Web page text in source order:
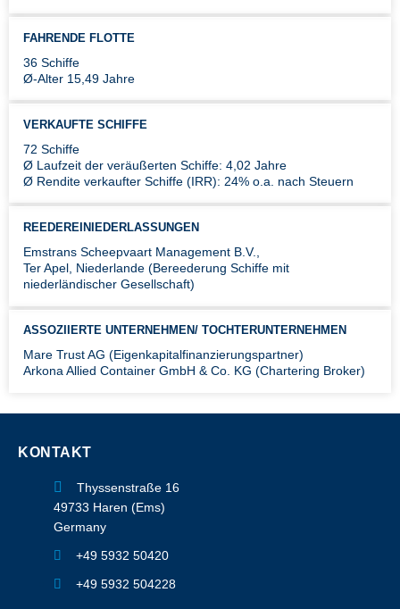
FAHRENDE FLOTTE
36 Schiffe
Ø-Alter 15,49 Jahre
VERKAUFTE SCHIFFE
72 Schiffe
Ø Laufzeit der veräußerten Schiffe: 4,02 Jahre
Ø Rendite verkaufter Schiffe (IRR): 24% o.a. nach Steuern
REEDEREINIEDERLASSUNGEN
Emstrans Scheepvaart Management B.V.,
Ter Apel, Niederlande (Bereederung Schiffe mit
niederländischer Gesellschaft)
ASSOZIIERTE UNTERNEHMEN/ TOCHTERUNTERNEHMEN
Mare Trust AG (Eigenkapitalfinanzierungspartner)
Arkona Allied Container GmbH & Co. KG (Chartering Broker)
KONTAKT
Thyssenstraße 16
49733 Haren (Ems)
Germany
+49 5932 50420
+49 5932 504228